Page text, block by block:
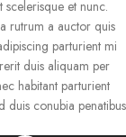
scelerisque et nunc.
rutrum a auctor quis
parturient mi
duis aliquam per
habitant parturient
duis conubia penatibus